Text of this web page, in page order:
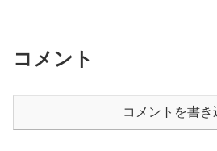
コメント
コメントを書き